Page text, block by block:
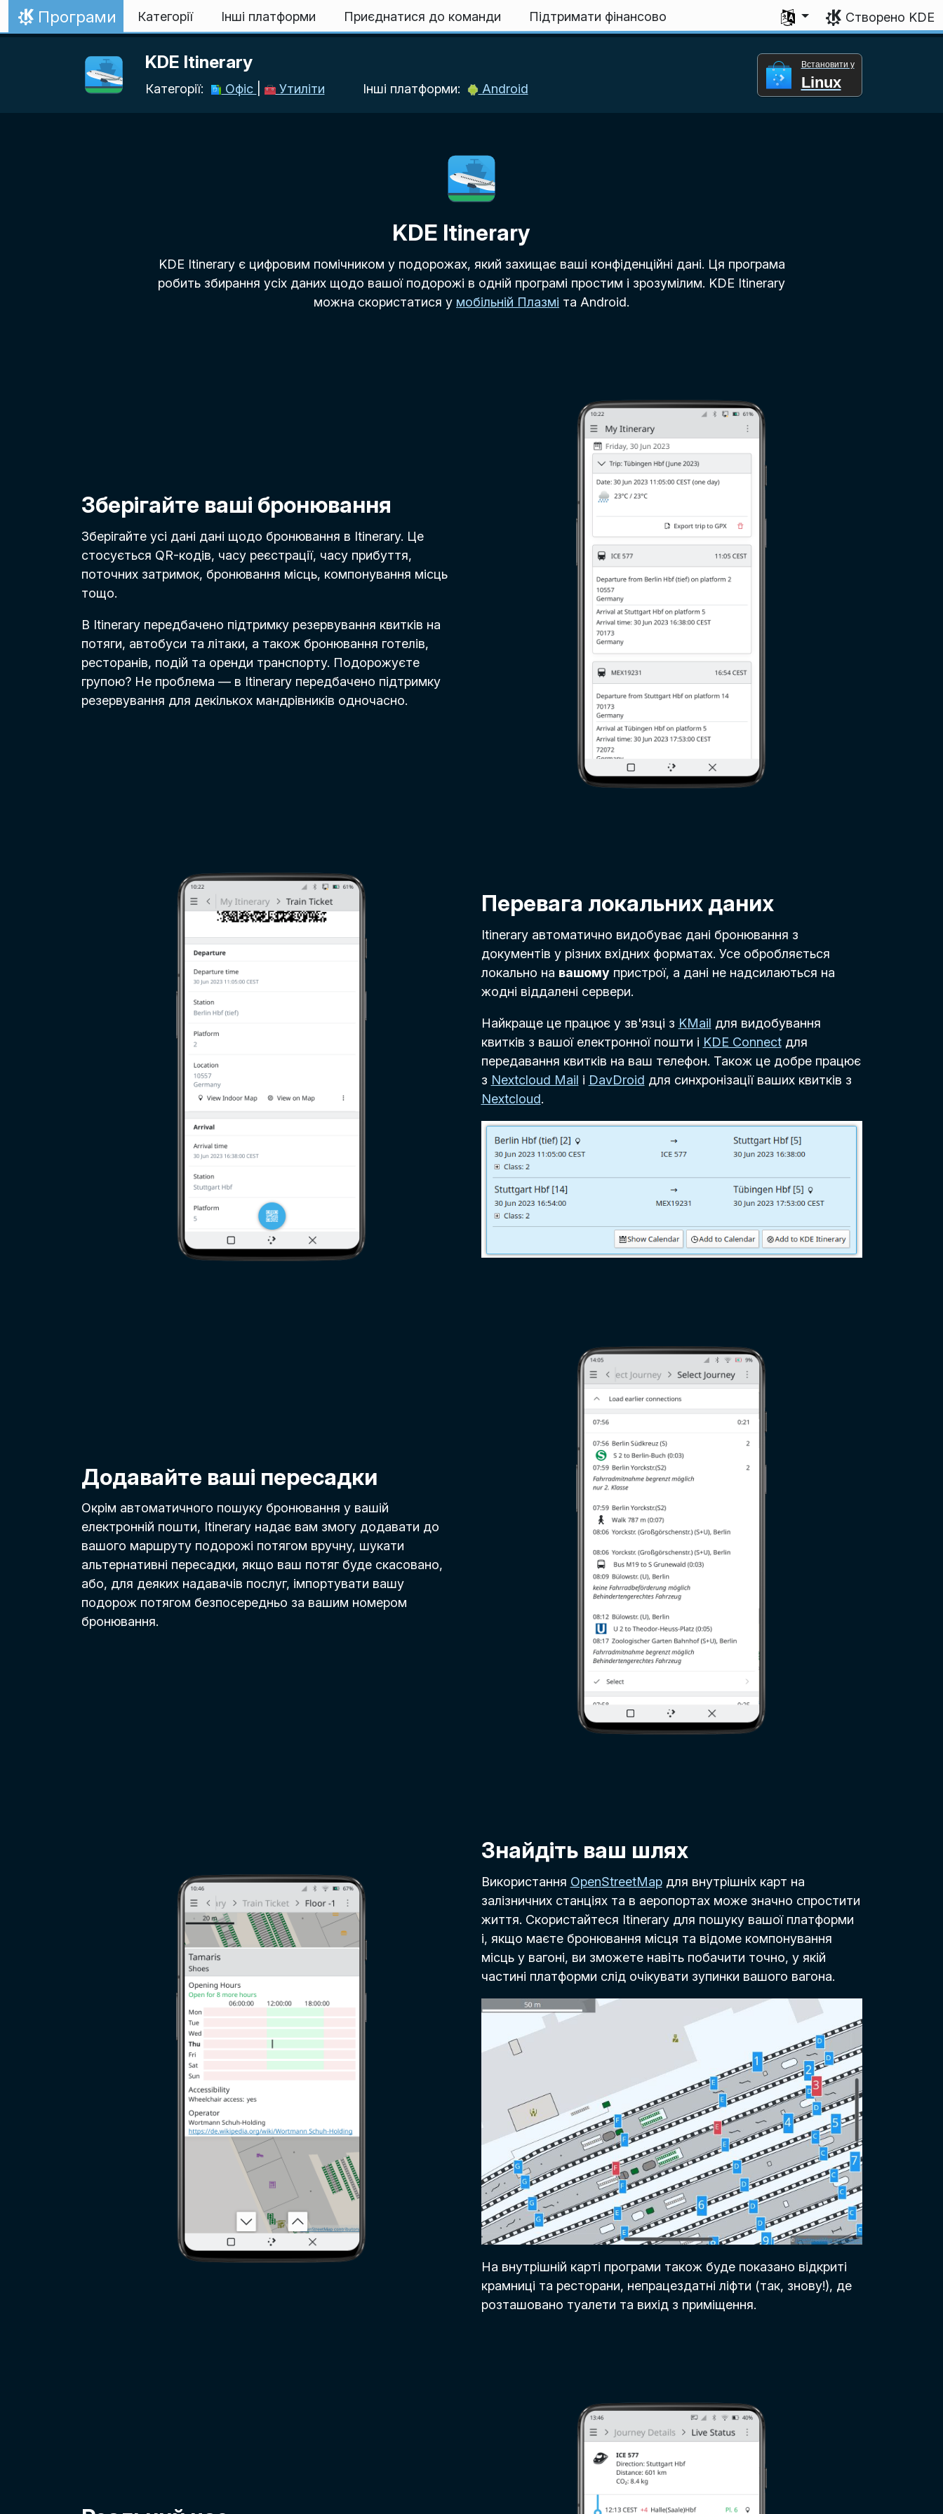
Перейти до вмісту
Домівка
Програми Категорії Інші платформи Приєднатися до команди Підтримати фінансово
Виберіть мову
Створено KDE
KDE Itinerary
Категорії: Офіс Утиліти Інші платформи: Android
Встановити у
Linux
KDE Itinerary
KDE Itinerary є цифровим помічником у подорожах, який захищає ваші конфіденційні дані. Ця програма
робить збирання усіх даних щодо вашої подорожі в одній програмі простим і зрозумілим. KDE Itinerary
можна скористатися у мобільній Плазмі та Android.
Зберігайте ваші бронювання
Зберігайте усі дані дані щодо бронювання в Itinerary. Це
стосується QR-кодів, часу реєстрації, часу прибуття,
поточних затримок, бронювання місць, компонування місць
тощо.
В Itinerary передбачено підтримку резервування квитків на
потяги, автобуси та літаки, а також бронювання готелів,
ресторанів, подій та оренди транспорту. Подорожуєте
групою? Не проблема — в Itinerary передбачено підтримку
резервування для декількох мандрівників одночасно.
Перевага локальних даних
Itinerary автоматично видобуває дані бронювання з
документів у різних вхідних форматах. Усе обробляється
локально на вашомупристрої, а дані не надсилаються на
жодні віддалені сервери.
Найкраще це працює у зв'язці з KMail для видобування
квитків з вашої електронної пошти і KDE Connectдля
передавання квитків на ваш телефон. Також це добре працює
з Nextcloud Mail і DavDroid для синхронізації ваших квитків з
Nextcloud.
Додавайте ваші пересадки
Окрім автоматичного пошуку бронювання у вашій
електронній пошти, Itinerary надає вам змогу додавати до
вашого маршруту подорожі потягом вручну, шукати
альтернативні пересадки, якщо ваш потяг буде скасовано,
або, для деяких надавачів послуг, імпортувати вашу
подорож потягом безпосередньо за вашим номером
бронювання.
Знайдіть ваш шлях
Використання OpenStreetMapдля внутрішніх карт на
залізничних станціях та в аеропортах може значно спростити
життя. Скористайтеся Itinerary для пошуку вашої платформи
і, якщо маєте бронювання місця та відоме компонування
місць у вагоні, ви зможете навіть побачити точно, у якій
частині платформи слід очікувати зупинки вашого вагона.
На внутрішній карті програми також буде показано відкриті
крамниці та ресторани, непрацездатні ліфти (так, знову!), де
розташовано туалети та вихід з приміщення.